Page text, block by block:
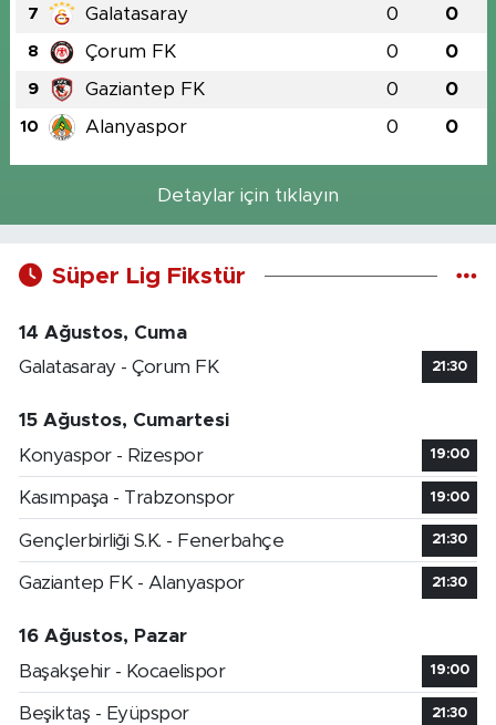
7 Galatasaray 0 0
8 Çorum FK 0 0
9 Gaziantep FK 0 0
10 Alanyaspor 0 0
Detaylar için tıklayın
Süper Lig Fikstür
14 Ağustos, Cuma
Galatasaray - Çorum FK
21:30
15 Ağustos, Cumartesi
Konyaspor - Rizespor
19:00
Kasımpaşa - Trabzonspor 19:00
Gençlerbirliği S.K. - Fenerbahçe 21:30
Gaziantep FK - Alanyaspor 21:30
16 Ağustos, Pazar
Başakşehir - Kocaelispor
19:00
Beşiktaş - Eyüpspor 21:30